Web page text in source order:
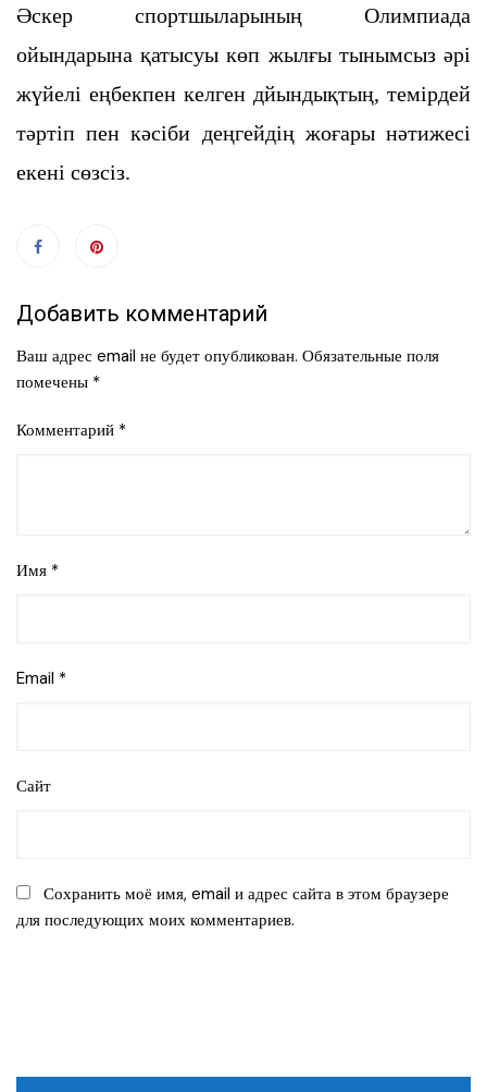
Әскер спортшыларының Олимпиада
ойындарына қатысуы көп жылғы тынымсыз әрі
жүйелі еңбекпен келген дйындықтың, темірдей
тәртіп пен кәсіби деңгейдің жоғары нәтижесі
екені сөзсіз.
Добавить комментарий
Ваш адрес email не будет опубликован. Обязательные поля
помечены *
Комментарий *
Имя *
Email *
Сайт
Сохранить моё имя, email и адрес сайта в этом браузере
для последующих моих комментариев.